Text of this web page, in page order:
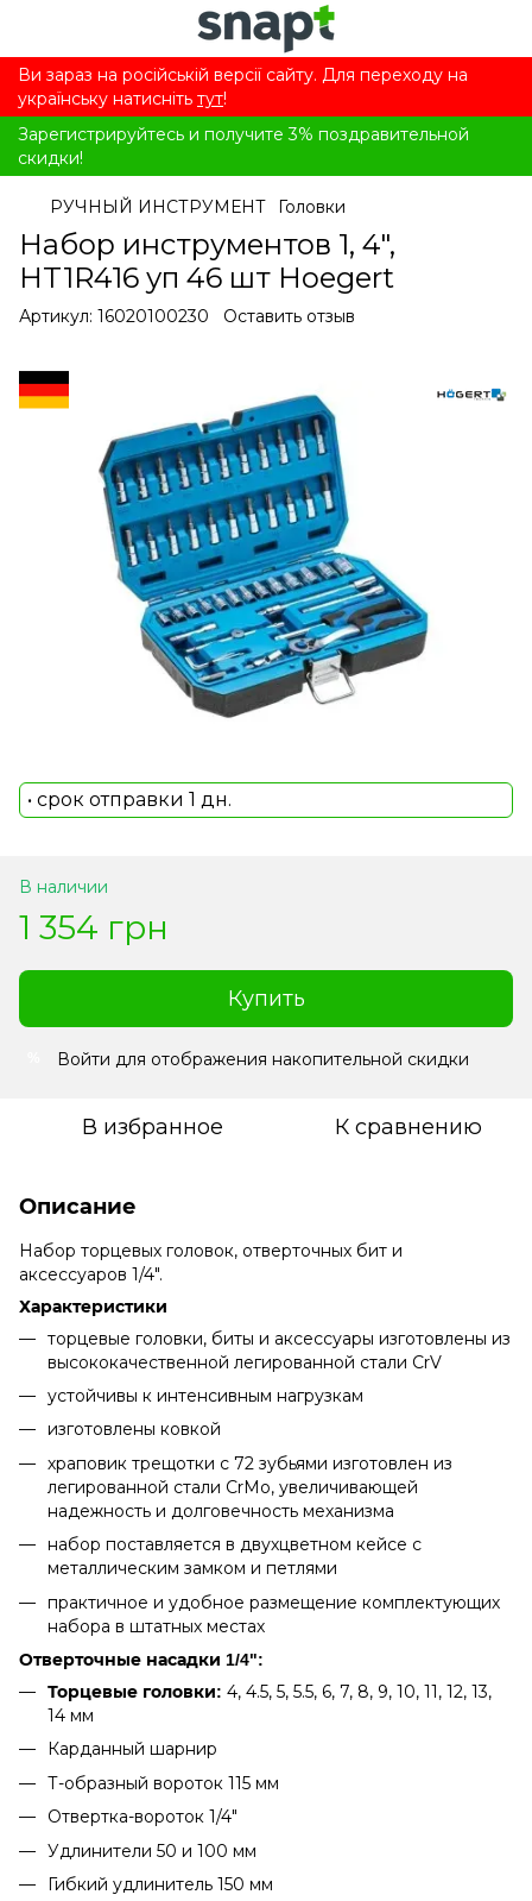
Ви зараз на російській версії сайту. Для переходу на
українську натисніть тут!
Зарегистрируйтесь и получите 3% поздравительной
скидки!
РУЧНЫЙ ИНСТРУМЕНТ Головки
Набор инструментов 1, 4",
HT1R416 уп 46 шт Hoegert
Артикул: 16020100230 Оставить отзыв
• срок отправки 1 дн.
В наличии
1 354 грн
Купить
Войти для отображения накопительной скидки
В избранное К сравнению
Описание
Набор торцевых головок, отверточных бит и
аксессуаров 1/4".
Характеристики
торцевые головки, биты и аксессуары изготовлены из
высококачественной легированной стали CrV
устойчивы к интенсивным нагрузкам
изготовлены ковкой
храповик трещотки с 72 зубьями изготовлен из
легированной стали CrMo, увеличивающей
надежность и долговечность механизма
набор поставляется в двухцветном кейсе с
металлическим замком и петлями
практичное и удобное размещение комплектующих
набора в штатных местах
Отверточные насадки 1/4":
Торцевые головки: 4, 4.5, 5, 5.5, 6, 7, 8, 9, 10, 11, 12, 13,
14 мм
Карданный шарнир
Т-образный вороток 115 мм
Отвертка-вороток 1/4"
Удлинители 50 и 100 мм
Гибкий удлинитель 150 мм